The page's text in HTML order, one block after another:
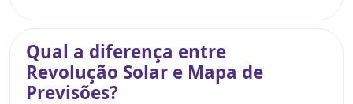
Qual a diferença entre
Revolução Solar e Mapa de
Previsões?